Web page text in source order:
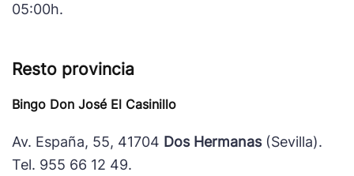
05:00h.
Resto provincia
Bingo Don José El Casinillo
Av. España, 55, 41704 Dos Hermanas(Sevilla).
Tel. 955 66 12 49.